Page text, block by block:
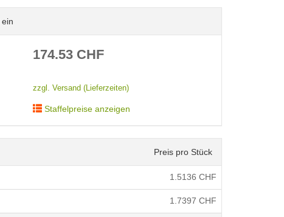
174.53CHF
zzgl. Versand (Lieferzeiten)
Staffelpreise anzeigen
Preis pro Stück
1.5136 CHF
1.7397 CHF
< /picture>